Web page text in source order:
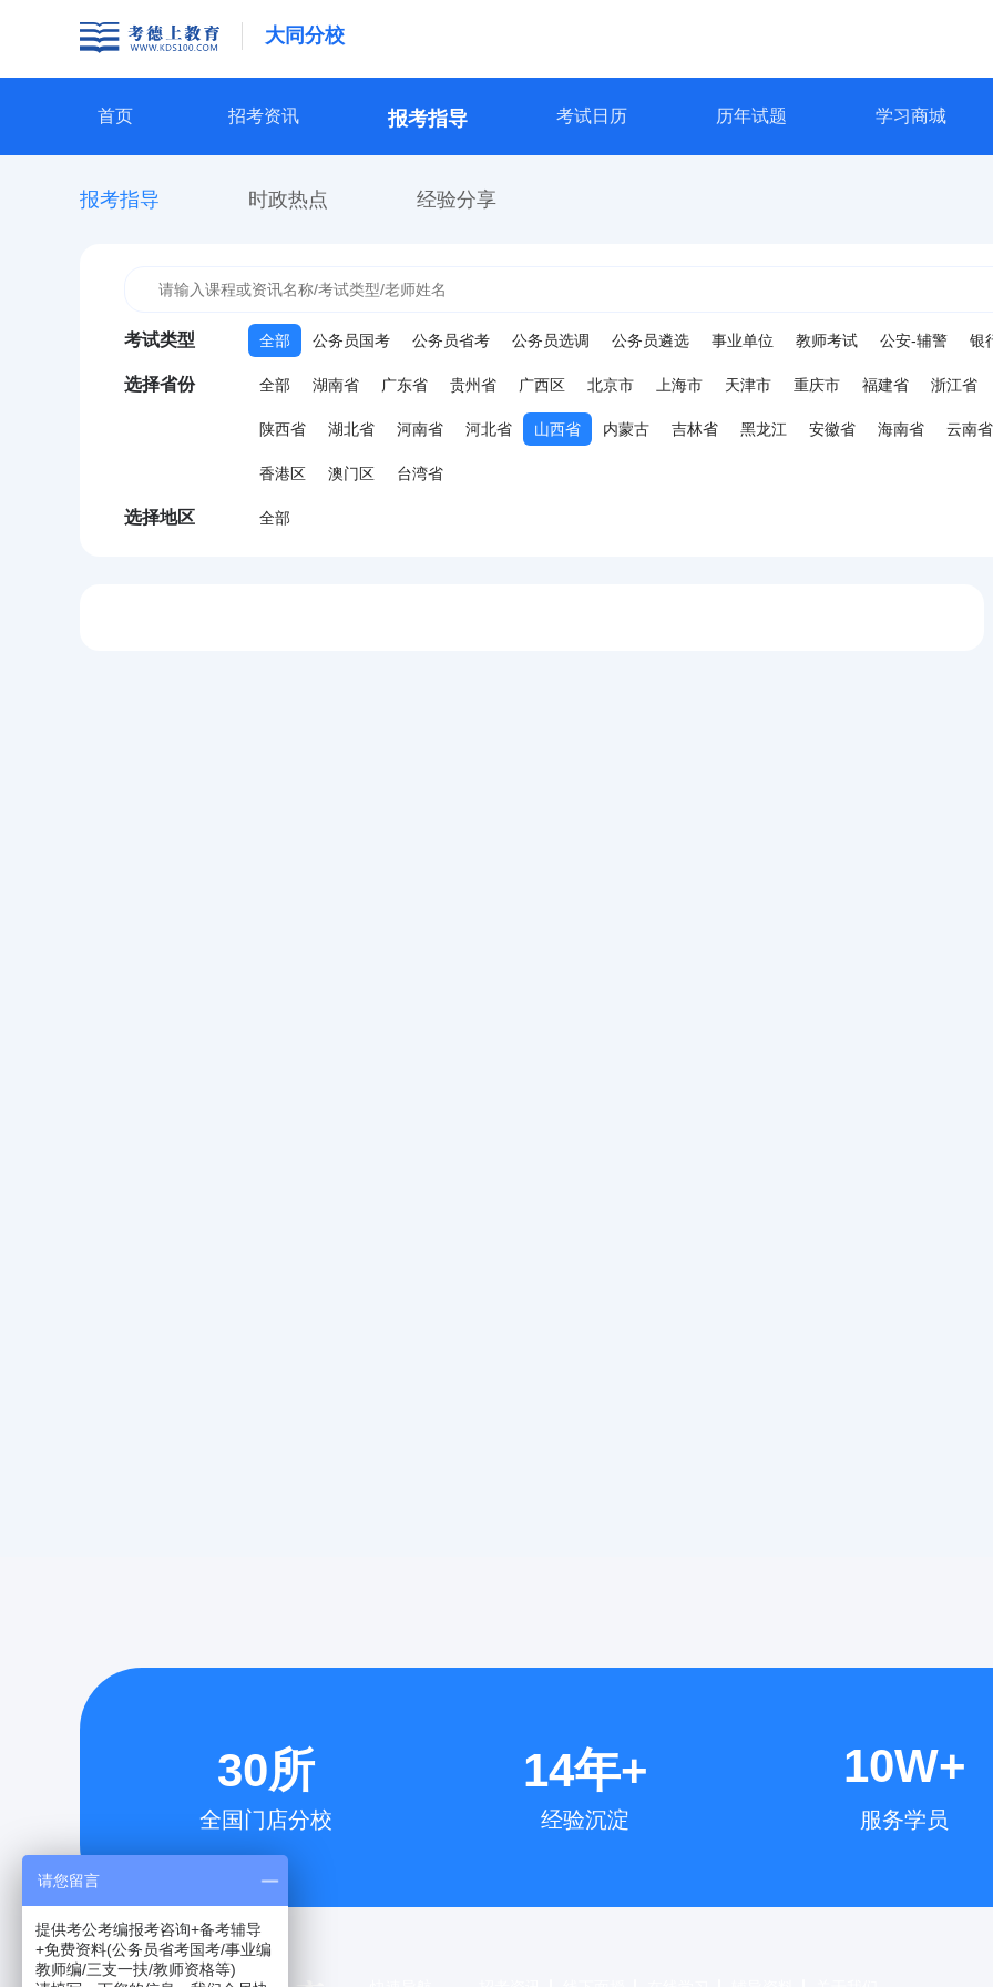
大同分校
首页 招考资讯 报考指导 考试日历 历年试题 学习商城
报考指导 时政热点 经验分享
考试类型 全部 公务员国考 公务员省考 公务员选调 公务员遴选 事业单位 教师考试 公安-辅警 银
选择省份 全部 湖南省 广东省 贵州省 广西区 北京市 上海市 天津市 重庆市 福建省 浙江省
陕西省 湖北省 河南省 河北省 山西省 内蒙古 吉林省 黑龙江 安徽省 海南省 云南省
香港区 澳门区 台湾省
选择地区 全部
30所
全国门店分校
14年+
经验沉淀
10W+
服务学员
请您留言
提供考公考编报考咨询+备考辅导
+免费资料(公务员省考国考/事业编
教师编/三支一扶/教师资格等)